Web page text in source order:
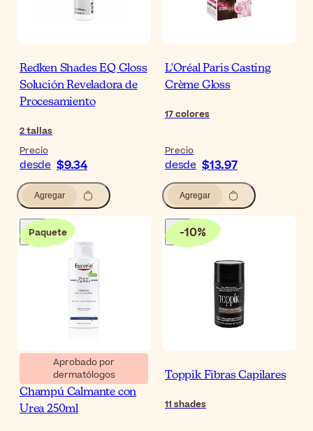
Redken Shades EQ Gloss
Solución Reveladora de
Procesamiento
2tallas
Precio
desde $9.34
Agregar
L'Oréal Paris Casting
Crème Gloss
17colores
Precio
desde $13.97
Agregar
Paquete
Aprobado por
dermatólogos
Eucerin DermoCapillaire
Champú Calmante con
Urea 250ml
-10%
Toppik Fibras Capilares
11 shades